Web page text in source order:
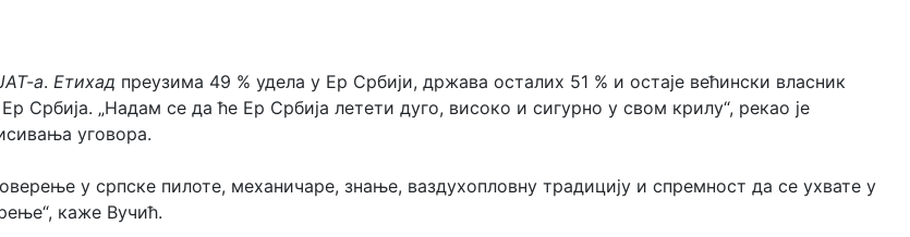
а. Етихад преузима 49 % удела у Ер Србији, држава осталих 51 % и остаје већински власник
Србија. „Надам се да ће Ер Србија летети дуго, високо и сигурно у свом крилу“, рекао је
уговора.
у српске пилоте, механичаре, знање, ваздухопловну традицију и спремност да се ухвате у
каже Вучић.